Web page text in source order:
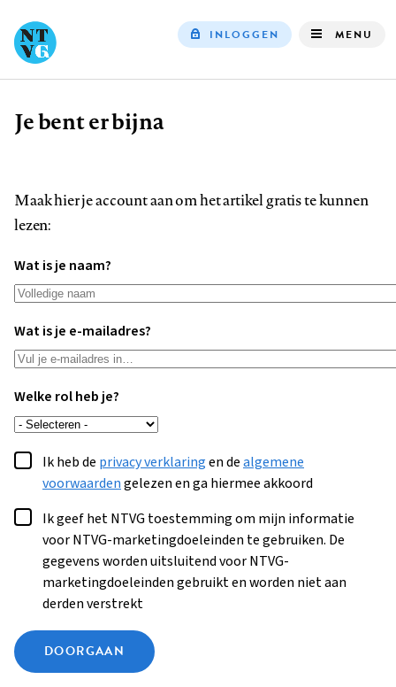
INLOGGEN MENU
Kruimelpad
Je bent er bijna
Maak hier je account aan om het artikel gratis te kunnen
lezen:
Wat is je naam?
Wat is je e-mailadres?
Welke rol heb je?
Ik heb de privacy verklaringen dealgemene
voorwaardengelezen en ga hiermee akkoord
Ik geef het NTVG toestemming om mijn informatie
voor NTVG-marketingdoeleinden te gebruiken. De
gegevens worden uitsluitend voor NTVG-
marketingdoeleinden gebruikt en worden niet aan
derden verstrekt
DOORGAAN